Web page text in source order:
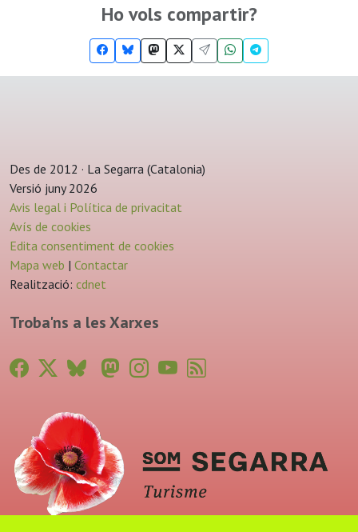
Ho vols compartir?
Des de 2012 · La Segarra (Catalonia)
Versió juny 2026
Avis legal i Política de privacitat
Avís de cookies
Edita consentiment de cookies
Mapa web | Contactar
Realització: cdnet
Troba'ns a les Xarxes